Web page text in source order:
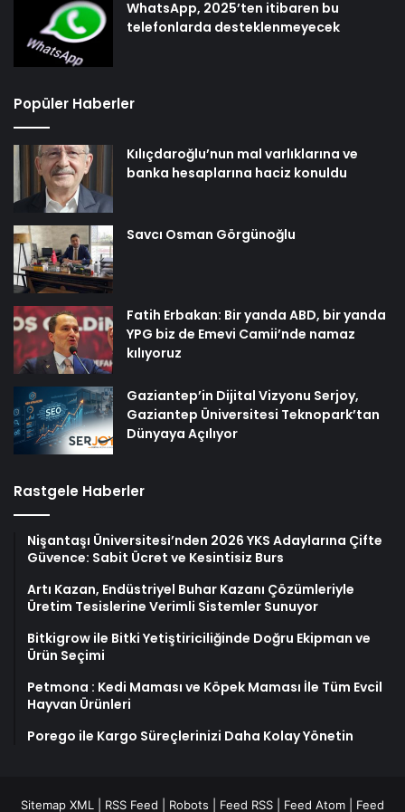
WhatsApp, 2025’ten itibaren bu
telefonlarda desteklenmeyecek
Popüler Haberler
Kılıçdaroğlu’nun mal varlıklarına ve
banka hesaplarına haciz konuldu
Savcı Osman Görgünoğlu
Fatih Erbakan: Bir yanda ABD, bir yanda
YPG biz de Emevi Camii’nde namaz
kılıyoruz
Gaziantep’in Dijital Vizyonu Serjoy,
Gaziantep Üniversitesi Teknopark’tan
Dünyaya Açılıyor
Rastgele Haberler
Nişantaşı Üniversitesi’nden 2026 YKS Adaylarına Çifte
Güvence: Sabit Ücret ve Kesintisiz Burs
Artı Kazan, Endüstriyel Buhar Kazanı Çözümleriyle
Üretim Tesislerine Verimli Sistemler Sunuyor
Bitkigrow ile Bitki Yetiştiriciliğinde Doğru Ekipman ve
Ürün Seçimi
Petmona : Kedi Maması ve Köpek Maması İle Tüm Evcil
Hayvan Ürünleri
Porego ile Kargo Süreçlerinizi Daha Kolay Yönetin
Sitemap XML RSS Feed Robots Feed RSS Feed Atom Feed